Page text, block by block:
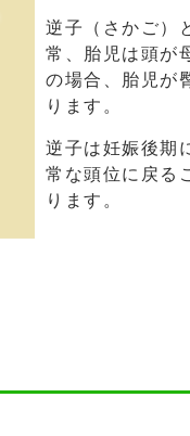
逆子（さかご）
常、胎児は頭が
の場合、胎児が
ります。
逆子は妊娠後期
常な頭位に戻る
ります。